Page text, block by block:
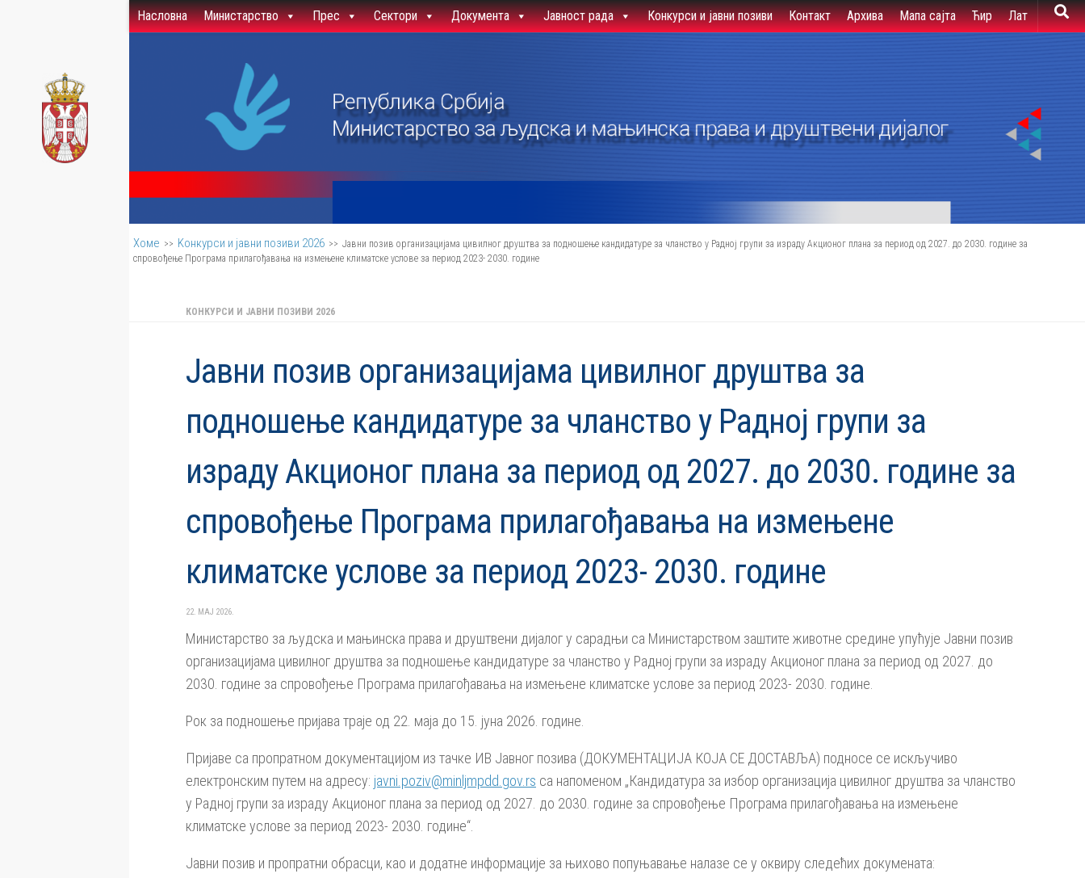
Насловна Прес
Министарство Сектори Документа Јавност рада Конкурси и јавни позиви Контакт Архива Мапа сајта Ћир Лат
Хоме >> Kонкурси и јавни позиви 2026 >> Јавни позив организацијама цивилног друштва за подношење кандидатуре за чланство у Радној групи за израду Акционог плана за период од 2027. до 2030. године за
спровођење Програма прилагођавања на измењене климатске услове за период 2023- 2030. године
КОНКУРСИ И ЈАВНИ ПОЗИВИ 2026
Јавни позив организацијама цивилног друштва за
подношење кандидатуре за чланство у Радној групи за
израду Акционог плана за период од 2027. до 2030. године за
спровођење Програма прилагођавања на измењене
климатске услове за период 2023- 2030. године
22. МАЈ 2026.
Министарство за људска и мањинска права и друштвени дијалог у сарадњи са Министарством заштите животне средине упућује Јавни позив
организацијама цивилног друштва за подношење кандидатуре за чланство у Радној групи за израду Акционог плана за период од 2027. до
2030. године за спровођење Програма прилагођавања на измењене климатске услове за период 2023- 2030. године.
Рок за подношење пријава траје од 22. маја до 15. јуна 2026. године.
Пријаве са пропратном документацијом из тачке ИВ Јавног позива (ДОКУМЕНТАЦИЈА КОЈА СЕ ДОСТАВЉА) подносе се искључиво
електронским путем на адресу: javni.poziv@minljmpdd.gov.rs са напоменом „Кандидатура за избор организација цивилног друштва за чланство
у Радној групи за израду Акционог плана за период од 2027. до 2030. године за спровођење Програма прилагођавања на измењене
климатске услове за период 2023- 2030. године“.
Јавни позив и пропратни обрасци, као и додатне информације за њихово попуњавање налазе се у оквиру следећих докумената: